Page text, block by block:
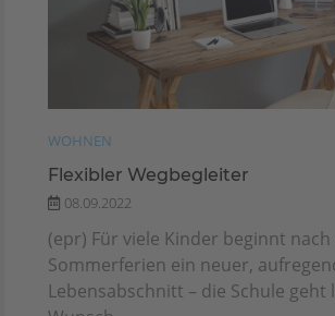
WOHNEN
Flexibler Wegbegleiter
08.09.2022
(epr) Für viele Kinder beginnt nach
Sommerferien ein neuer,
Lebensabschnitt – die Schule geht